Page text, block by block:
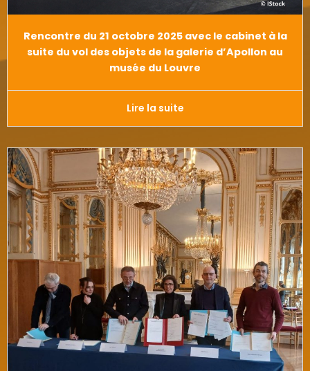
Rencontre du 21 octobre 2025 avec le cabinet à la
suite du vol des objets de la galerie d’Apollon au
musée du Louvre
Lire la suite